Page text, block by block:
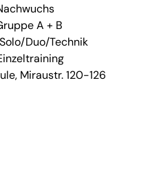
A + B
Duo/Technik
Miraustr. 120-126